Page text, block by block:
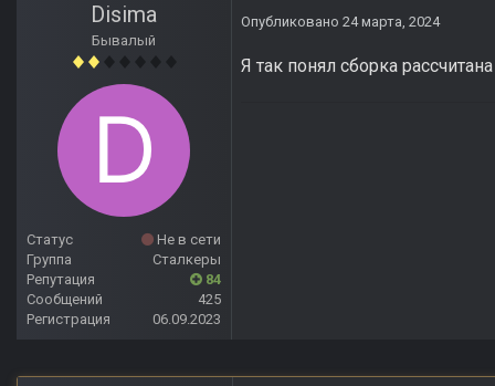
Disima
Бывалый
Статус
Не в сети
Группа
Сталкеры
Репутация
84
Сообщений
425
Регистрация
06.09.2023
Опубликовано 24 марта, 2024
Я так понял сборка